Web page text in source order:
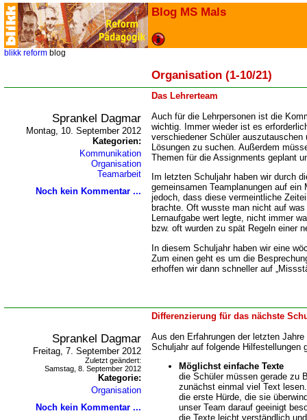
Blog MS Mals
blikk reform blog
Organisation (1-10/21)
Das Lehrerteam
Sprankel Dagmar
Montag, 10. September 2012
Kategorien:
Kommunikation
Organisation
Teamarbeit
Noch kein Kommentar ...
Auch für die Lehrpersonen ist die
wichtig. Immer wieder ist es
verschiedener Schüler
Lösungen zu suchen. Außerdem
Themen für die Assignments geplant
Im letzten Schuljahr haben wir durch
gemeinsamen Teamplanungen auf
jedoch, dass diese vermeintliche
brachte. Oft wusste man nicht auf
Lernaufgabe wert legte, nicht immer
bzw. oft wurden zu spät Regeln einer
In diesem Schuljahr haben wir eine
Zum einen geht es um die
erhoffen wir dann schneller auf
Differenzierung für das nächste
Sprankel Dagmar
Freitag, 7. September 2012
Zuletzt geändert:
Samstag, 8. September 2012
Kategorie:
Organisation
Noch kein Kommentar ...
Aus den Erfahrungen der letzten
Schuljahr auf folgende Hilfestellungen
Möglichst einfache Texte
die Schüler müssen gerade zu
zunächst einmal viel Text
die erste Hürde, die sie
unser Team darauf geeinigt
die Texte leicht verständlich